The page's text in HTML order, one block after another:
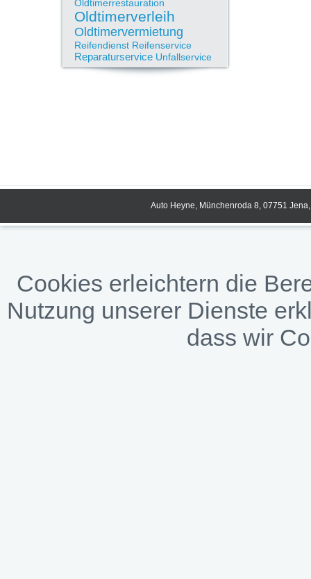
Oldtimerrestauration
Oldtimerverleih
Oldtimervermietung
Reifendienst Reifenservice
Reparaturservice Unfallservice
Auto Heyne, Münchenroda 8, 07751
Cookies erleichtern die
Nutzung unserer Dienste
dass wir